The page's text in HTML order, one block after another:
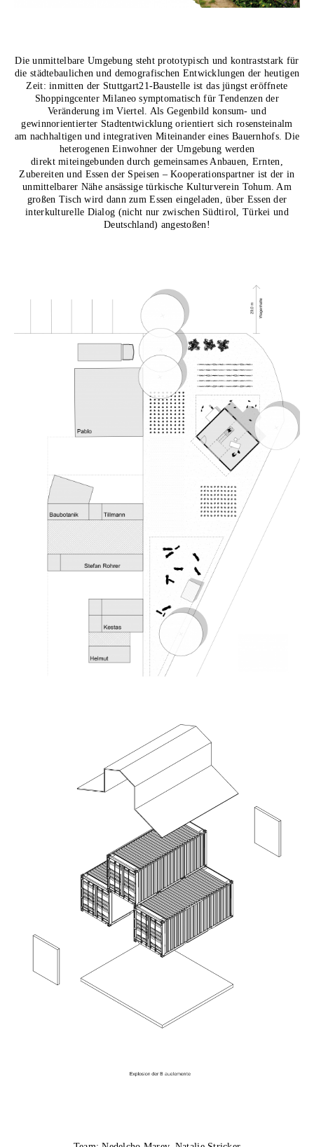
Die unmittelbare Umgebung steht prototypisch und kontraststark für
die städtebaulichen und demografischen Entwicklungen der heutigen
Zeit: inmitten der Stuttgart21-Baustelle ist das jüngst eröffnete
Shoppingcenter Milaneo symptomatisch für Tendenzen der
Veränderung im Viertel. Als Gegenbild konsum- und
gewinnorientierter Stadtentwicklung orientiert sich rosensteinalm
am nachhaltigen und integrativen Miteinander eines Bauernhofs. Die
heterogenen Einwohner der Umgebung werden
direkt miteingebunden durch gemeinsames Anbauen, Ernten,
Zubereiten und Essen der Speisen – Kooperationspartner ist der in
unmittelbarer Nähe ansässige türkische Kulturverein Tohum. Am
großen Tisch wird dann zum Essen eingeladen, über Essen der
interkulturelle Dialog (nicht nur zwischen Südtirol, Türkei und
Deutschland) angestoßen!